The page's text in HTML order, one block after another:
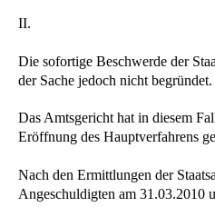
II.
Die sofortige Beschwerde der
der Sache jedoch nicht begründet.
Das Amtsgericht hat in diesem
Eröffnung des Hauptverfahrens
Nach den Ermittlungen der
Angeschuldigten am 31.03.2010